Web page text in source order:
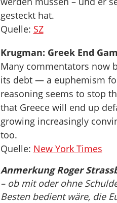
gesteckt hat.
Quelle: SZ
Krugman: Greek End
Many commentators now
its debt — a euphemism
reasoning seems to stop
that Greece will end up
growing increasingly
too.
Quelle: New York Times
Anmerkung Roger
– ob mit oder ohne
Besten bedient wäre, die